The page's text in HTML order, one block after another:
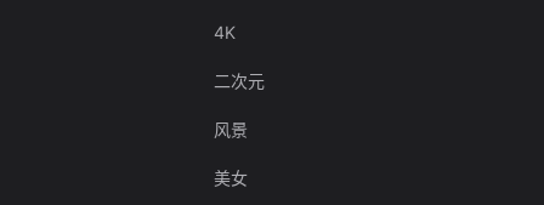
4K
二次元
风景
美女